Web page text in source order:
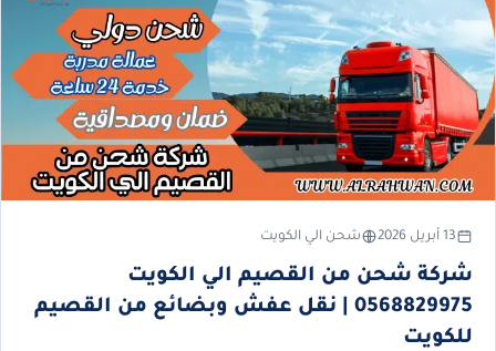
13 أبريل 2026 شحن الي الكويت
شركة شحن من القصيم الي الكويت
0568829975 | نقل عفش وبضائع من القصيم
للكويت